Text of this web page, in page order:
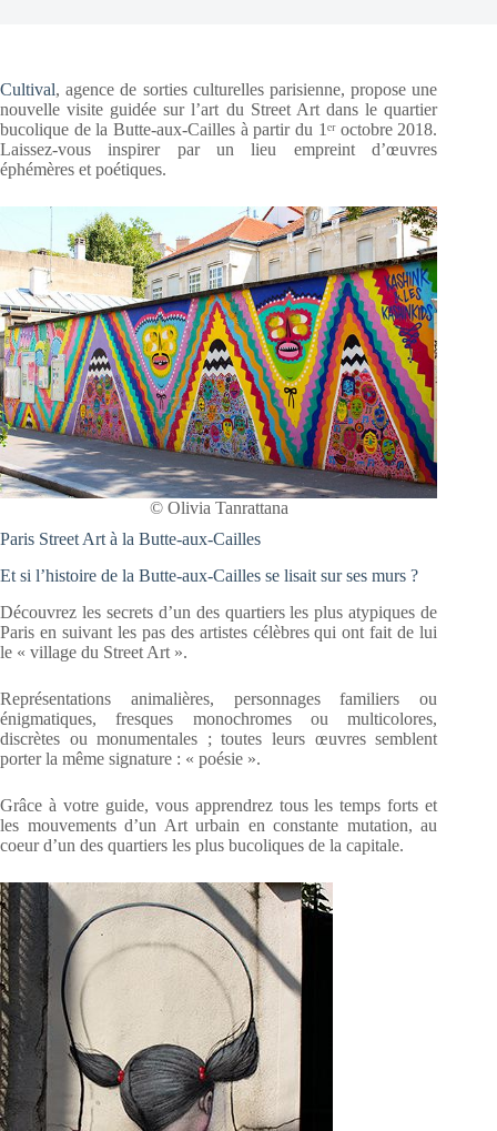
Cultival, agence de sorties culturelles parisienne, propose une
nouvelle visite guidée sur l’art du Street Art dans le quartier
bucolique de la Butte-aux-Cailles à partir du 1ᵉʳ octobre 2018.
Laissez-vous inspirer par un lieu empreint d’œuvres
éphémères et poétiques.
© Olivia Tanrattana
Paris Street Art à la Butte-aux-Cailles
Et si l’histoire de la Butte-aux-Cailles se lisait sur ses murs ?
Découvrez les secrets d’un des quartiers les plus atypiques de
Paris en suivant les pas des artistes célèbres qui ont fait de lui
le « village du Street Art ».
Représentations animalières, personnages familiers ou
énigmatiques, fresques monochromes ou multicolores,
discrètes ou monumentales ; toutes leurs œuvres semblent
porter la même signature : « poésie ».
Grâce à votre guide, vous apprendrez tous les temps forts et
les mouvements d’un Art urbain en constante mutation, au
coeur d’un des quartiers les plus bucoliques de la capitale.